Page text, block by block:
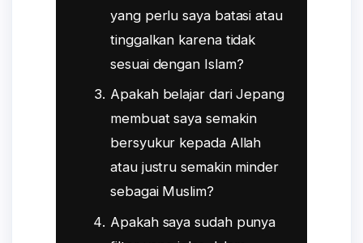
yang perlu saya batasi atau
tinggalkan karena tidak
sesuai dengan Islam?
Apakah belajar dari Jepang
membuat saya semakin
bersyukur kepada Allah
atau justru semakin minder
sebagai Muslim?
Apakah saya sudah punya